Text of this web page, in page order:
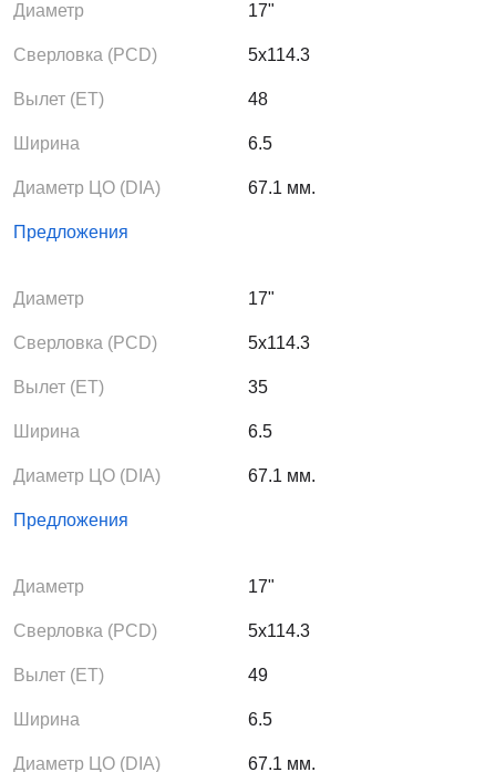
Диаметр 17"
Сверловка (PCD) 5x114.3
Вылет (ЕТ) 48
Ширина 6.5
Диаметр ЦО (DIA) 67.1 мм.
Предложения
Диаметр 17"
Сверловка (PCD) 5x114.3
Вылет (ЕТ) 35
Ширина 6.5
Диаметр ЦО (DIA) 67.1 мм.
Предложения
Диаметр 17"
Сверловка (PCD) 5x114.3
Вылет (ЕТ) 49
Ширина 6.5
Диаметр ЦО (DIA) 67.1 мм.